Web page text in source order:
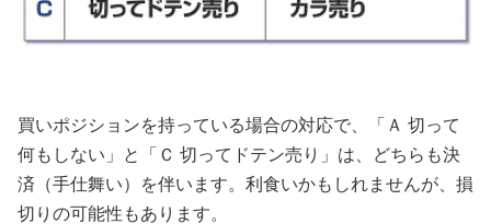
買いポジションを持っている場合の対応で、「Ａ 切って
何もしない」と「Ｃ 切ってドテン売り」は、どちらも決
済（手仕舞い）を伴います。利食いかもしれませんが、損
切りの可能性もあります。